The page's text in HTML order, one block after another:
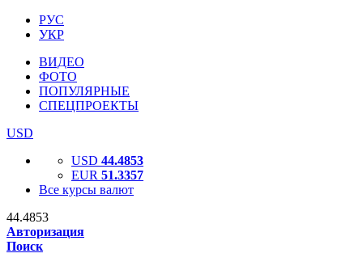
РУС
УКР
ВИДЕО
ФОТО
ПОПУЛЯРНЫЕ
СПЕЦПРОЕКТЫ
USD
USD 44.4853
EUR 51.3357
Все курсы валют
44.4853
Авторизация
Поиск